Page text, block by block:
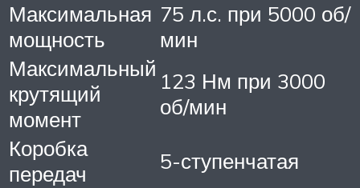
Максимальная
мощность
75 л.с. при 5000 об/
мин
Максимальный
крутящий
момент
123 Нм при 3000
об/мин
Коробка
передач
5-ступенчатая